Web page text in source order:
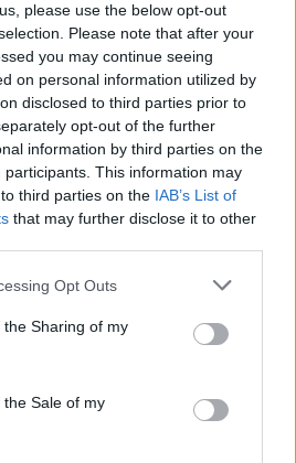
please use the below opt-out
Please note that after your
you may continue seeing
on personal information utilized by
disclosed to third parties prior to
opt-out of the further
information by third parties on the
participants. This information may
third parties on the IAB’s List of
that may further disclose it to other
Opt Outs
Sharing of my
Sale of my
rész
rész
– Miért nem hiszünk a